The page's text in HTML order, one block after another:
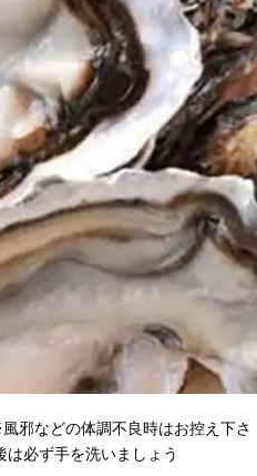
邪などの体調不良時はお控え下さ
必ず手を洗いましょう